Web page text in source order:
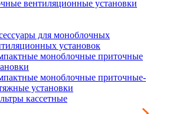
вентиляционные установки
для моноблочных
установок
моноблочные приточные
моноблочные приточные-
установки
кассетные